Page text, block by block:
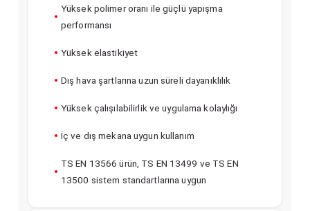
Yüksek polimer oranı ile güçlü yapışma
performansı
Yüksek elastikiyet
Dış hava şartlarına uzun süreli dayanıklılık
Yüksek çalışılabilirlik ve uygulama kolaylığı
İç ve dış mekana uygun kullanım
TS EN 13566 ürün, TS EN 13499 ve TS EN
13500 sistem standartlarına uygun